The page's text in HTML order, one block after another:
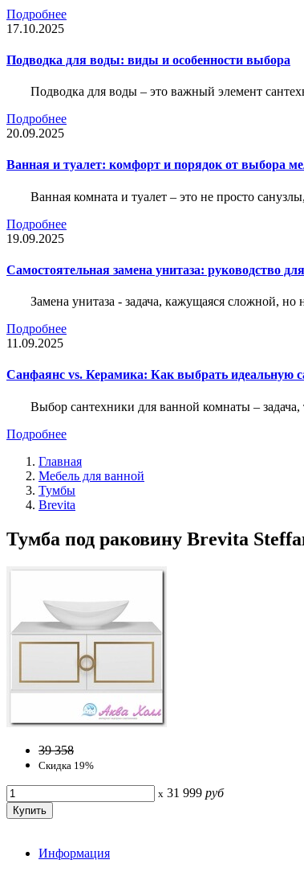
Подробнее
17.10.2025
Подводка для воды: виды и особенности выбора
Подводка для воды – это важный элемент
Подробнее
20.09.2025
Ванная и туалет: комфорт и порядок от выбора
Ванная комната и туалет – это не просто
Подробнее
19.09.2025
Самостоятельная замена унитаза: руководство
Замена унитаза - задача, кажущаяся сложной,
Подробнее
11.09.2025
Санфаянс vs. Керамика: Как выбрать идеальную
Выбор сантехники для ванной комнаты –
Подробнее
Главная
Мебель для ванной
Тумбы
Brevita
Тумба под раковину Brevita
39 358
Скидка 19%
x 31 999 руб
Информация